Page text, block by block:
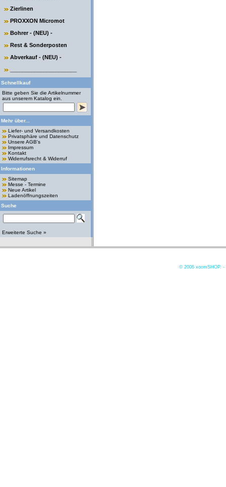
Zierlinen
PROXXON Micromot
Bohrer - (NEU) -
Rest & Sonderposten
Abverkauf - (NEU) -
Schnellkauf
Bitte geben Sie die Artikelnummer
aus unserem Katalog ein.
Mehr über...
Liefer- und Versandkosten
Privatsphäre und Datenschutz
Unsere AGB's
Impressum
Kontakt
Widerrufsrecht & Widerruf
Informationen
Sitemap
Messe - Termine
Neue Artikel
Ladenöffnungszeiten
Suche
Erweiterte Suche »
© 2006 xoomSHOP. -